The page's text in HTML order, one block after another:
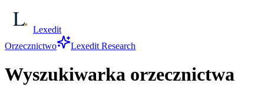
Lexedit
Orzecznictwo
Lexedit Research
Wyszukiwarka orzecznictwa